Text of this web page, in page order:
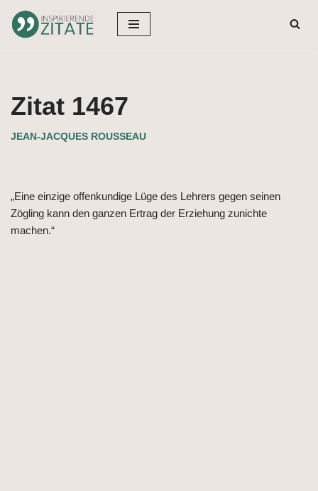
Zum
Zitat 1467
JEAN-JACQUES ROUSSEAU
„Eine einzige offenkundige Lüge des Lehrers gegen seinen
Zögling kann den ganzen Ertrag der Erziehung zunichte
machen.“